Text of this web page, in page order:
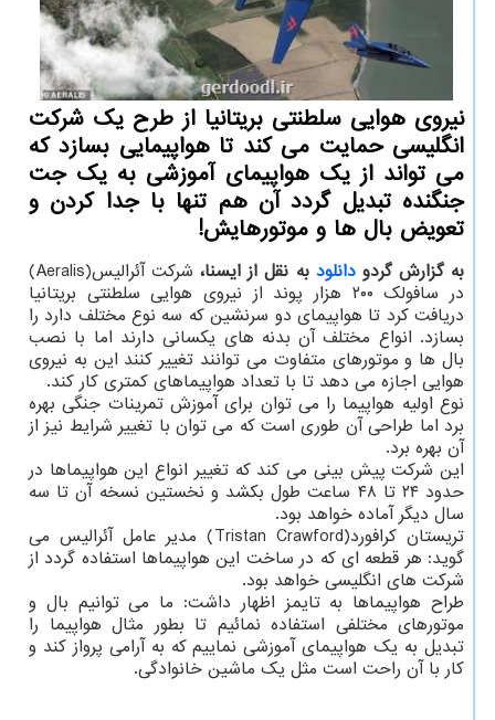
نیروی هوایی سلطنتی بریتانیا از طرح یک شرکت
انگلیسی حمایت می کند تا هواپیمایی بسازد که
می تواند از یک هواپیمای آموزشی به یک جت
جنگنده تبدیل گردد آن هم تنها با جدا کردن و
تعویض بال ها و موتورهایش!
به گزارش گردودانلود به نقل از ایسنا،
شرکت آئرالیس(Aeralis)
در سافولک ۲۰۰ هزار پوند از نیروی هوایی سلطنتی بریتانیا
دریافت کرد تا هواپیمای دو سرنشین که سه نوع مختلف دارد را
بسازد. انواع مختلف آن بدنه های یکسانی دارند اما با نصب
بال ها و موتورهای متفاوت می توانند تغییر کنند این به نیروی
هوایی اجازه می دهد تا با تعداد هواپیماهای کمتری کار کند.
نوع اولیه هواپیما را می توان برای آموزش تمرینات جنگی بهره
برد اما طراحی آن طوری است که می توان با تغییر شرایط نیز از
آن بهره برد.
این شرکت پیش بینی می کند که تغییر انواع این هواپیماها در
حدود ۲۴ تا ۴۸ ساعت طول بکشد و نخستین نسخه آن تا سه
سال دیگر آماده خواهد بود.
تریستان کرافورد(Tristan Crawford) مدیر عامل آئرالیس می
گوید: هر قطعه ای که در ساخت این هواپیماها استفاده گردد از
شرکت های انگلیسی خواهد بود.
طراح هواپیماها به تایمز اظهار داشت: ما می توانیم بال و
موتورهای مختلفی استفاده نمائیم تا بطور مثال هواپیما را
تبدیل به یک هواپیمای آموزشی نماییم که به آرامی پرواز کند و
کار با آن راحت است مثل یک ماشین خانوادگی.